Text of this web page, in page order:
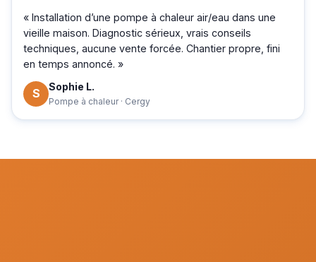
« Installation d’une pompe à chaleur air/eau dans une
vieille maison. Diagnostic sérieux, vrais conseils
techniques, aucune vente forcée. Chantier propre, fini
en temps annoncé. »
S Sophie L.
Pompe à chaleur · Cergy